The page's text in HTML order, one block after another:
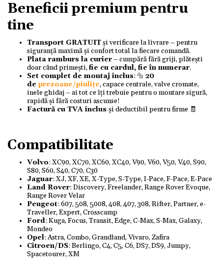
Beneficii premium pentru
tine
Transport GRATUITși verificare la livrare – pentru
siguranță maximă și confort total la fiecare comandă.
Plata ramburs la curier– cumpără fără griji, plătești
doar când primești,fie cu cardul, fie în numerar.
Set complet de montaj inclus: 🔩 20
de prezoane/piulițe, capace centrale, valve cromate,
inele ghidaj – ai tot ce îți trebuie pentru o montare sigură,
rapidă și fără costuri ascunse!
Factură cu TVA inclus și deductibil pentru firme 🧾
Compatibilitate
Volvo: XC90, XC70, XC60, XC40, V90, V60, V50, V40, S90,
S80, S60, S40, C70, C30
Jaguar: XJ, XF, XE, X-Type, S-Type, I-Pace, F-Pace, E-Pace
Land Rover: Discovery, Freelander, Range Rover Evoque,
Range Rover Velar
Peugeot: 607, 508, 5008, 408, 407, 308, Rifter, Partner, e-
Traveller, Expert, Crosscamp
Ford: Kuga, Focus, Transit, Edge, C-Max, S-Max, Galaxy,
Mondeo
Opel: Astra, Combo, Grandland, Vivaro, Zafira
Citroen/DS: Berlingo, C4, C5, C6, DS7, DS9, Jumpy,
Spacetourer, XM